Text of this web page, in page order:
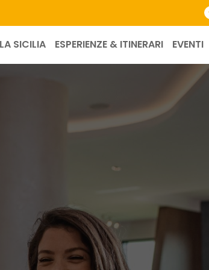
SICILIA ESPERIENZE & ITINERARI EVENTI